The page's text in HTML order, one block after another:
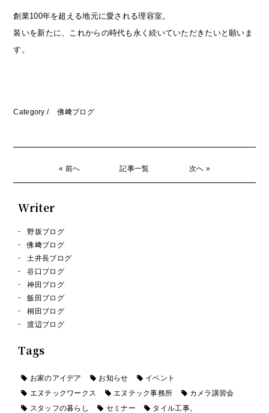
創業100年を超える地元に愛される理容室。
装いを新たに、これからの時代も永く続いていただきたいと願いま
す。
Category / 佛﨑ブログ
« 前へ 記事一覧 次へ »
Writer
野坂ブログ
佛﨑ブログ
土井長ブログ
谷口ブログ
神田ブログ
飯田ブログ
桐田ブログ
渡辺ブログ
Tags
お家のアイデア お知らせ
イベント
エヌテックワークス
エヌテック事務所
カメラ講習会
スタッフの暮らし
セミナー
タイル工事。